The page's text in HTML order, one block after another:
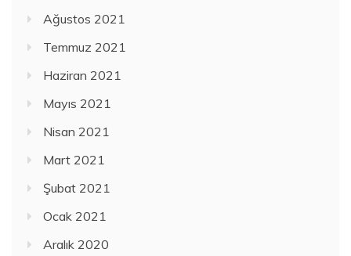
Ağustos 2021
Temmuz 2021
Haziran 2021
Mayıs 2021
Nisan 2021
Mart 2021
Şubat 2021
Ocak 2021
Aralık 2020